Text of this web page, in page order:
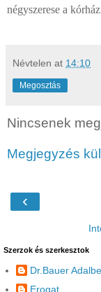
négyszerese a
Névtelen at 14:10
Megosztás
Nincsenek
Megjegyzés
‹
Szerzok és szerkesztok
Dr.Bauer
Erogat